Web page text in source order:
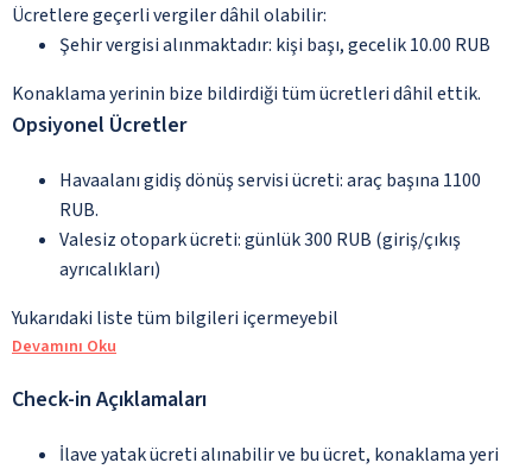
Ücretlere geçerli vergiler dâhil olabilir:
Şehir vergisi alınmaktadır: kişi başı, gecelik 10.00 RUB
Konaklama yerinin bize bildirdiği tüm ücretleri dâhil ettik.
Opsiyonel Ücretler
Havaalanı gidiş dönüş servisi ücreti: araç başına 1100
RUB.
Valesiz otopark ücreti: günlük 300 RUB (giriş/çıkış
ayrıcalıkları)
Yukarıdaki liste tüm bilgileri içermeyebil
Devamını Oku
Check-in Açıklamaları
İlave yatak ücreti alınabilir ve bu ücret, konaklama yeri